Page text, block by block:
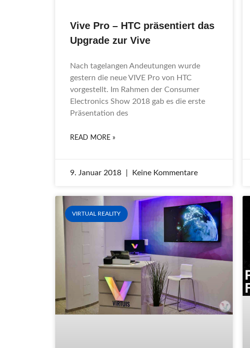
Vive Pro – HTC präsentiert das
Upgrade zur Vive
Nach tagelangen Andeutungen wurde
gestern die neue VIVE Pro von HTC
vorgestellt. Im Rahmen der Consumer
Electronics Show 2018 gab es die erste
Präsentation des
READ MORE »
9. Januar 2018 Keine Kommentare
VIRTUAL REALITY